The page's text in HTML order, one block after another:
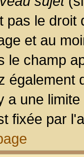
pas le
et au
le champ
également
a une
fixée par